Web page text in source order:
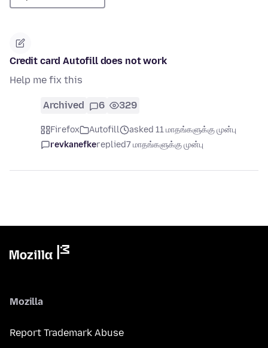
Credit card Autofill does not work
Help me fix this
Archived 6 329
Firefox Autofill
asked 11 மாதங்களுக்கு முன்பு
revkanefkereplied7 மாதங்களுக்கு முன்பு
Mozilla
Report Trademark Abuse